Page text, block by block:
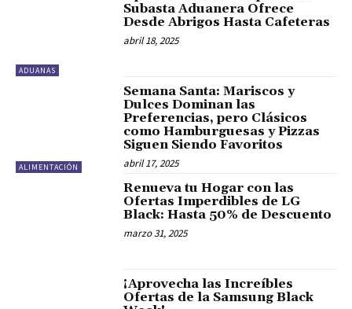
ADUANAS
Subasta Aduanera Ofrece
Desde Abrigos Hasta Cafeteras
abril 18, 2025
ALIMENTACIÓN
Semana Santa: Mariscos y
Dulces Dominan las
Preferencias, pero Clásicos
como Hamburguesas y Pizzas
Siguen Siendo Favoritos
abril 17, 2025
Renueva tu Hogar con las
Ofertas Imperdibles de LG
Black: Hasta 50% de Descuento
marzo 31, 2025
¡Aprovecha las Increíbles
Ofertas de la Samsung Black